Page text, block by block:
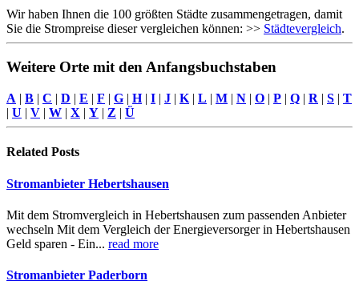
Wir haben Ihnen die 100 größten Städte zusammengetragen, damit
Sie die Strompreise dieser vergleichen können: >> Städtevergleich.
Weitere Orte mit den Anfangsbuchstaben
A | B | C | D | E | F | G | H| I | J | K | L | M | N | O | P | Q | R | S | T
| U | V | W | X | Y | Z | Ü
Related Posts
Stromanbieter Hebertshausen
Mit dem Stromvergleich in Hebertshausen zum passenden Anbieter
wechseln Mit dem Vergleich der Energieversorger in Hebertshausen
Geld sparen - Ein... read more
Stromanbieter Paderborn